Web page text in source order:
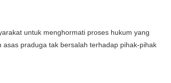
untuk menghormati proses hukum yang
praduga tak bersalah terhadap pihak-pihak